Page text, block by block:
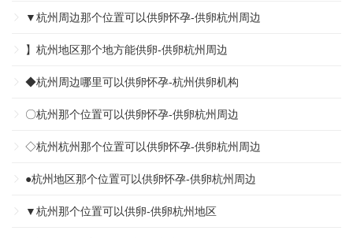
▼杭州周边那个位置可以供卵怀孕-供卵杭州周边
】杭州地区那个地方能供卵-供卵杭州周边
◆杭州周边哪里可以供卵怀孕-杭州供卵机构
〇杭州那个位置可以供卵怀孕-供卵杭州周边
◇杭州杭州那个位置可以供卵怀孕-供卵杭州周边
●杭州地区那个位置可以供卵怀孕-供卵杭州周边
▼杭州那个位置可以供卵-供卵杭州地区